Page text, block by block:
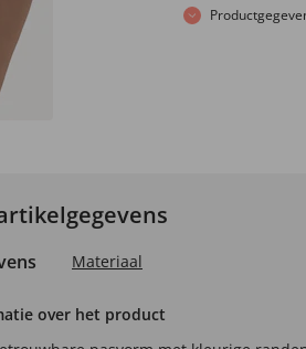
Materiaal
over het product